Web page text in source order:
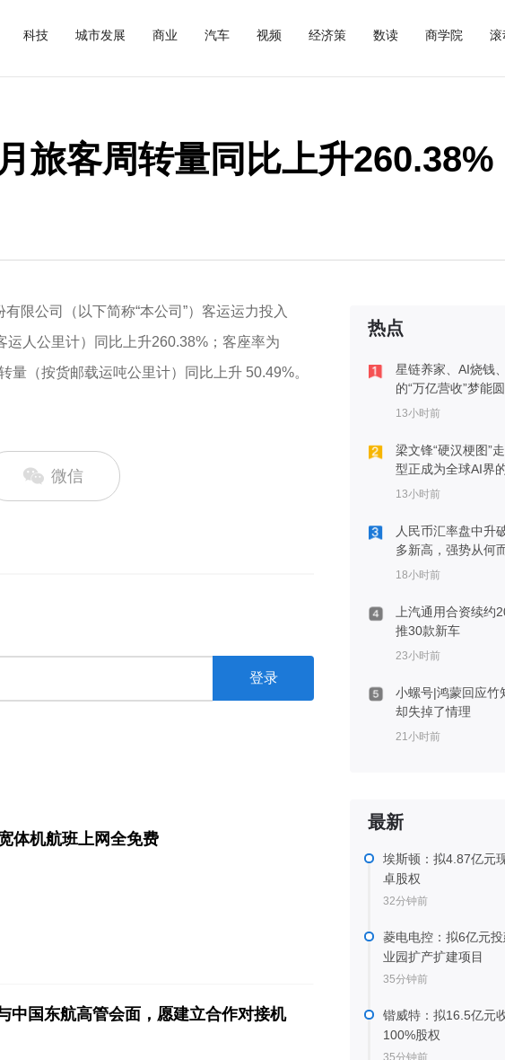
科技 城市发展 商业 汽车 视频 经济策 数读 商学院 滚
旅客周转量同比上升260.38%
限公司（以下简称“本公司”）客运运力投入
运人公里计）同比上升260.38%；客座率为
量（按货邮载运吨公里计）同比上升 50.49%。
微信
登录
体机航班上网全免费
中国东航高管会面，愿建立合作对接机
热点
星链养家、AI烧钱
的“万亿营收”梦能
13小时前
梁文锋“硬汉梗图”
型正成为全球AI界
13小时前
人民币汇率盘中升
多新高，强势从何
18小时前
上汽通用合资续约
推30款新车
23小时前
小螺号|鸿蒙回应竹
却失掉了情理
21小时前
最新
埃斯顿：拟4.87亿元
卓股权
32分钟前
菱电电控：拟6亿元
业园扩产扩建项目
35分钟前
锴威特：拟16.5亿元
100%股权
35分钟前